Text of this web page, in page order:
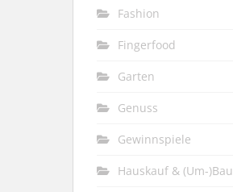
Fashion
Fingerfood
Garten
Genuss
Gewinnspiele
Hauskauf & (Um-)Bau